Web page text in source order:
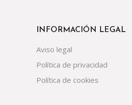
INFORMACIÓN LEGAL
Aviso legal
Política de privacidad
Política de cookies